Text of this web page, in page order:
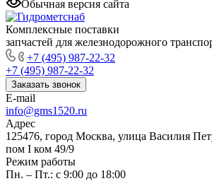
Обычная версия сайта
Комплексные поставки
запчастей для железнодорожного
+7 (495) 987-22-32
+7 (495) 987-22-32
Заказать звонок
E-mail
info@gms1520.ru
Адрес
125476, город Москва, улица Василия
пом I ком 49/9
Режим работы
Пн. – Пт.: с 9:00 до 18:00